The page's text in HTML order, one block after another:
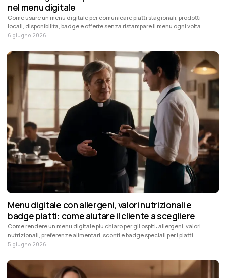
nel menu digitale
Come usare un menu digitale per comunicare piatti stagionali, prodotti
locali, disponibilita, badge e offerte senza ristampare il menu ogni volta.
6 giugno 2026
Menu digitale con allergeni, valori nutrizionali e
badge piatti: come aiutare il cliente a scegliere
Come rendere un menu digitale piu chiaro per gli ospiti: allergeni, valori
nutrizionali, preferenze alimentari, sconti e badge speciali per i piatti.
5 giugno 2026